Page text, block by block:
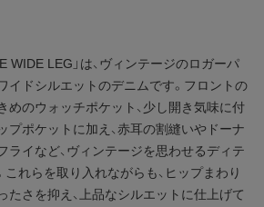
WIDE LEG」は、ヴィンテージのロガーパ
イドシルエットのデニムです。フロントの
めのウォッチポケット、少し開き気味に付
プポケットに加え、赤耳の割縫いやドーナ
ライなど、ヴィンテージを思わせるディテ
れらを取り入れながらも、ヒップまわり
たさを抑え、上品なシルエットに仕上げて